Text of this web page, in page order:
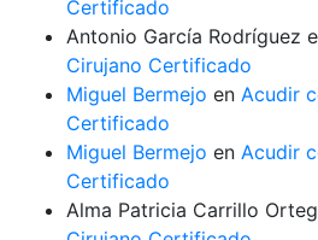
Certificado
Antonio García Rodríguez
Cirujano Certificado
Miguel Bermejo en Acudir
Certificado
Miguel Bermejo en Acudir
Certificado
Alma Patricia Carrillo